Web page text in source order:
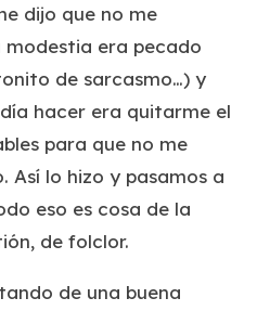
dijo que no me
era pecado
de sarcasmo…) y
hacer era quitarme el
para que no me
Así lo hizo y pasamos a
eso es cosa de la
de folclor.
de una buena